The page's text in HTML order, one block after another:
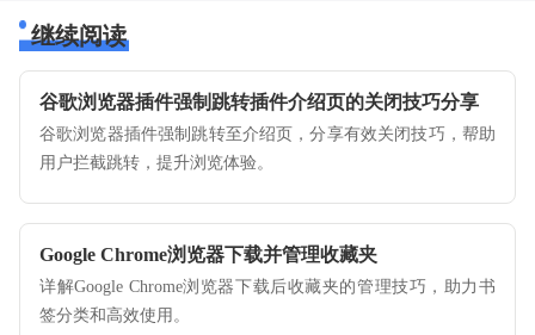
继续阅读
谷歌浏览器插件强制跳转插件介绍页的关闭技巧分享
谷歌浏览器插件强制跳转至介绍页，分享有效关闭技巧，帮助
用户拦截跳转，提升浏览体验。
Google Chrome浏览器下载并管理收藏夹
详解Google Chrome浏览器下载后收藏夹的管理技巧，助力书
签分类和高效使用。